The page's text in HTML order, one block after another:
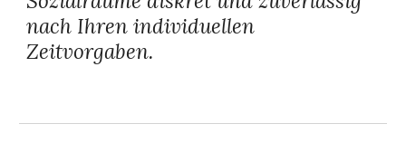
nach Ihren individuellen
Zeitvorgaben.